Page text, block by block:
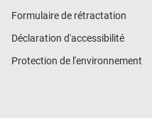
Formulaire de rétractation
Déclaration d'accessibilité
Protection de l'environnement